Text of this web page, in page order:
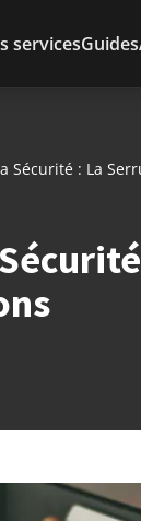
servicesGuides
Sécurité : La